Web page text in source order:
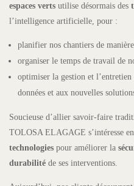
espaces verts utilise désormais des
l’intelligence artificielle, pour :
planifier nos chantiers de
organiser le temps de travail de
optimiser la gestion et l’entretien
données et aux nouvelles
Soucieuse d’allier savoir-faire
TOLOSA ELAGAGE s’intéresse en
technologies pour améliorer la
durabilité de ses interventions.